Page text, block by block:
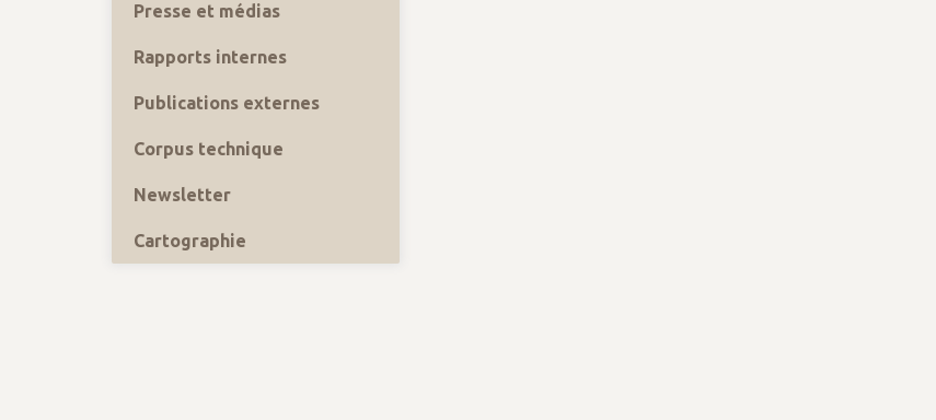
Presse et médias
Rapports internes
Publications externes
Corpus technique
Newsletter
Cartographie